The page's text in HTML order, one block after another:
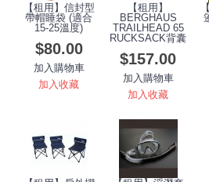
【租用】信封型
帶帽睡袋 (適合
15-25溫度)
$80.00
加入購物車
加入收藏
【租用】
BERGHAUS
TRAILHEAD 65
RUCKSACK背囊
$157.00
加入購物車
加入收藏